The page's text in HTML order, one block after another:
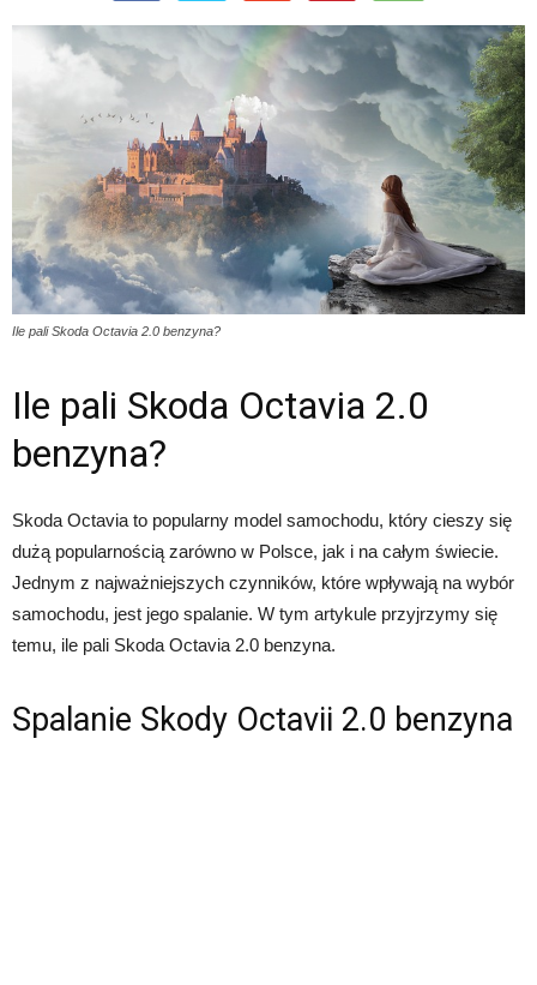
Ile pali Skoda Octavia 2.0 benzyna?
Ile pali Skoda Octavia 2.0
benzyna?
Skoda Octavia to popularny model samochodu, który cieszy się
dużą popularnością zarówno w Polsce, jak i na całym świecie.
Jednym z najważniejszych czynników, które wpływają na wybór
samochodu, jest jego spalanie. W tym artykule przyjrzymy się
temu, ile pali Skoda Octavia 2.0 benzyna.
Spalanie Skody Octavii 2.0 benzyna